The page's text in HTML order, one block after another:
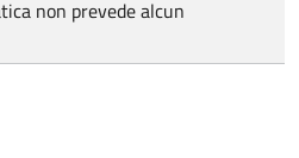
non prevede alcun